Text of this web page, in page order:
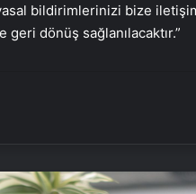
bildirimlerinizi bize
dönüş sağlanılacaktır.”
Önemi